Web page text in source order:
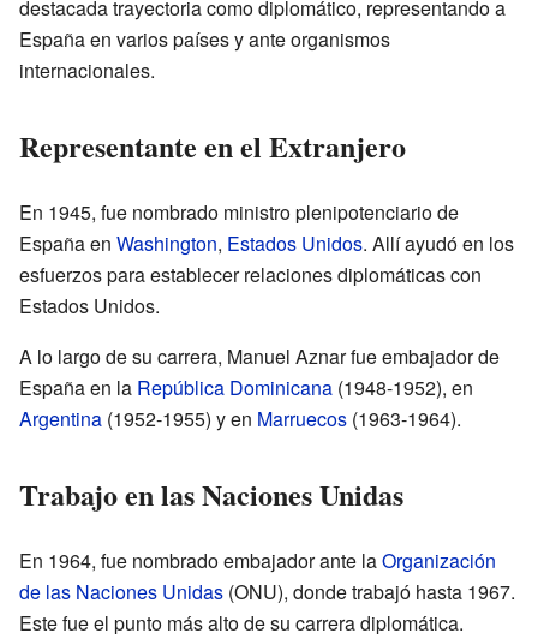
destacada trayectoria como diplomático, representando a
España en varios países y ante organismos
internacionales.
Representante en el Extranjero
En 1945, fue nombrado ministro plenipotenciario de
España en Washington, Estados Unidos. Allí ayudó en los
esfuerzos para establecer relaciones diplomáticas con
Estados Unidos.
A lo largo de su carrera, Manuel Aznar fue embajador de
España en la República Dominicana (1948-1952), en
Argentina (1952-1955) y en Marruecos (1963-1964).
Trabajo en las Naciones Unidas
En 1964, fue nombrado embajador ante laOrganización
de las Naciones Unidas (ONU), donde trabajó hasta 1967.
Este fue el punto más alto de su carrera diplomática.